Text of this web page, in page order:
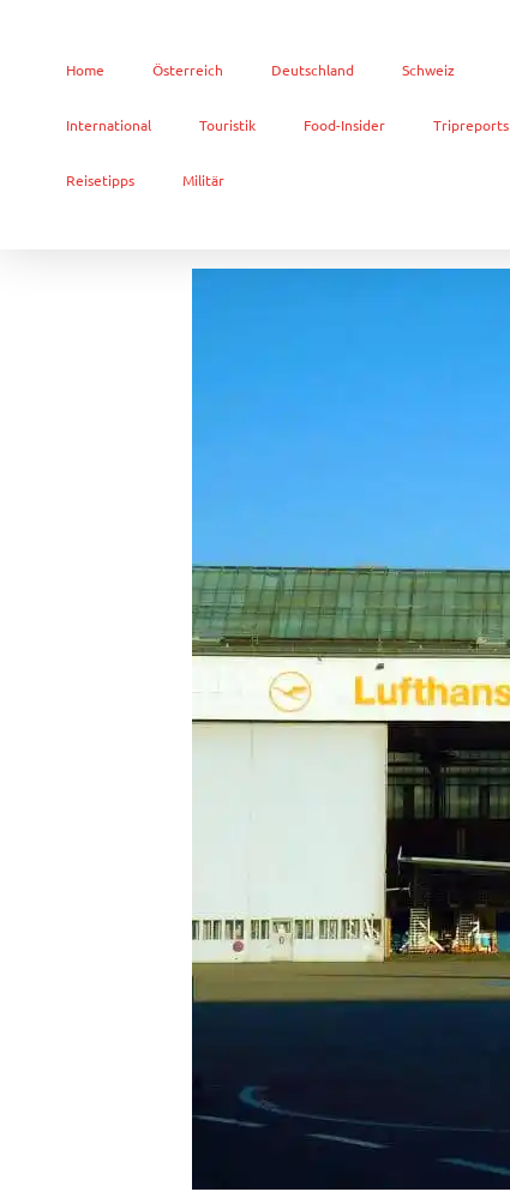
Home Österreich Deutschland Schweiz
International Touristik Food-Insider Tripreports
Reisetipps Militär